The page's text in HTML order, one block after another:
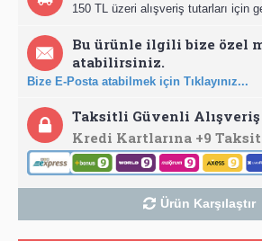
150 TL üzeri alışveriş tutarları için
Bu ürünle ilgili bize özel
atabilirsiniz.
Bize E-Posta atabilmek için Tıklayınız...
Taksitli Güvenli Alışveriş
Kredi Kartlarına +9
Ürün Karşılaştır